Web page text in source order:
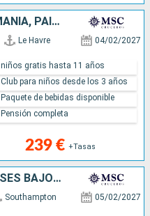
FRANCIA, REINO UNIDO, ALEMANIA, PAISES BAJOS
Le Havre 04/02/2027
239 € +Tasas
niños gratis hasta 11 años
Club para niños desde los 3 años
Paquete de bebidas disponible
Pensión completa
REINO UNIDO, ALEMANIA, PAISES BAJOS, FRANCIA
Southampton 05/02/2027